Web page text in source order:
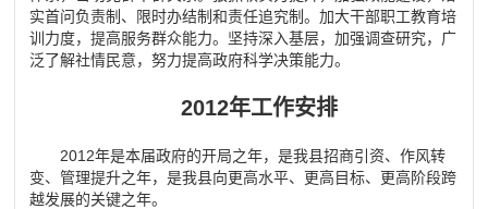
实首问负责制、限时办结制和责任追究制。加大干部职工教育培
训力度，提高服务群众能力。坚持深入基层，加强调查研究，广
泛了解社情民意，努力提高政府科学决策能力。
2012年工作安排
2012年是本届政府的开局之年，是我县招商引资、作风转
变、管理提升之年，是我县向更高水平、更高目标、更高阶段跨
越发展的关键之年。